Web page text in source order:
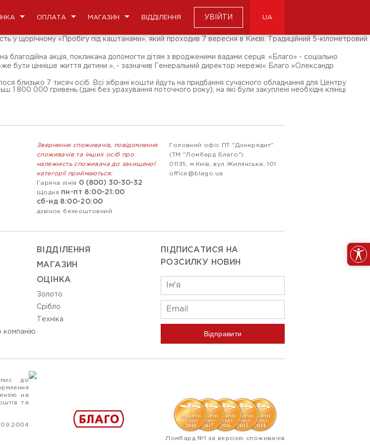
ОПЛАТА МАГАЗИН ВІДДІЛЕННЯ УВІЙТИ UA
у щорічному «Пробігу під каштанами», який проходив 7 вересня в Києві. Традиційний 5-кілометровий
акція, покликана допомогти дітям з вродженими вадами серця. «Благо» - соціально
бути цінніше життя дитини », - зазначив Генеральний директор мережі« Благо »Олександр
близько 7 тисяч осіб. Всі зібрані кошти йдуть на придбання сучасного обладнання для Центру
1 800 000 гривень (дані без урахування поточного року), на які були закуплені необхідні клініці
Звернення споживачів, повідомлення
споживачів та інших осіб про
належність споживача до захищеної
категорії приймаються:
Гаряча лінія
0 (800) 30-30-32
Щодня пн-пт 8:00-21:00
сб-нд 8:00-20:00
дзвінок безкоштовний
Головний офіс ПТ "Донкредит"
(ТМ "Ломбард Благо")
01135, м.Київ, вул Жилянська, 101
office@blago.ua
компанію
ВIДДIЛЕННЯ
МАГАЗИН
ОЦIНКА
Золото
Срiбло
Технiка
ПІДПИСАТИСЯ НА
РОЗСИЛКУ НОВИН
Відправити
до
на
та
Ломбард №1 за версією споживачів